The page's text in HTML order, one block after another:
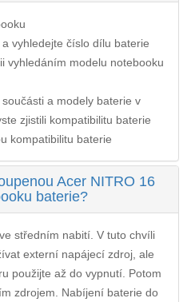
vyhledejte číslo dílu baterie
vyhledáním modelu notebooku
a modely baterie v
zjistili kompatibilitu baterie
kompatibilitu baterie
Acer NITRO 16
baterie?
středním nabití. V tuto chvíli
externí napájecí zdroj, ale
použijte až do vypnutí. Potom
zdrojem. Nabíjení baterie do